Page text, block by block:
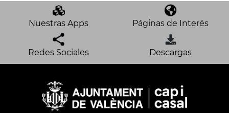
Nuestras Apps Páginas de Interés
Redes Sociales Descargas